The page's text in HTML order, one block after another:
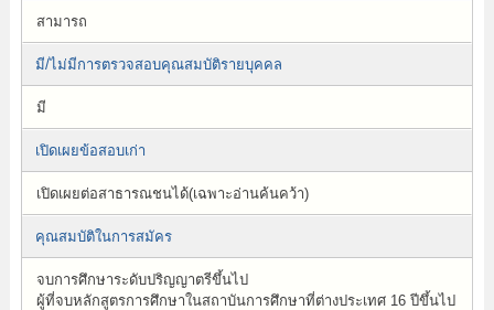
สามารถ
มี/ไม่มีการตรวจสอบคุณสมบัติรายบุคคล
มี
เปิดเผยข้อสอบเก่า
เปิดเผยต่อสาธารณชนได้(เฉพาะอ่านค้นคว้า)
คุณสมบัติในการสมัคร
จบการศึกษาระดับปริญญาตรีขึ้นไป
ผู้ที่จบหลักสูตรการศึกษาในสถาบันการศึกษาที่ต่างประเทศ 16 ปีขึ้นไป